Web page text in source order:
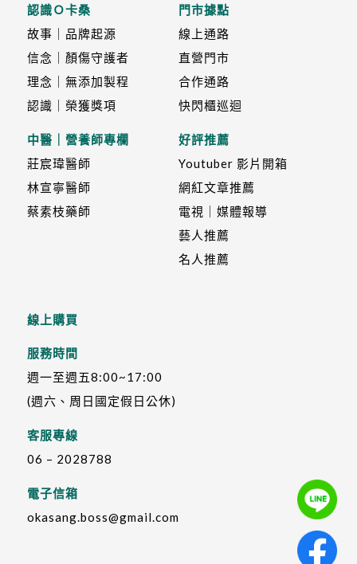
認識Ｏ卡桑
故事｜品牌起源
信念｜顏傷守護者
理念｜無添加製程
認識｜榮獲獎項
中醫｜營養師專欄
莊宸瑋醫師
林宣寧醫師
蔡素枝藥師
門市據點
線上通路
直營門市
合作通路
快閃櫃巡迴
好評推薦
Youtuber 影片開箱
網紅文章推薦
電視｜媒體報導
藝人推薦
名人推薦
線上購買
服務時間
週一至週五8:00~17:00
(週六、周日國定假日公休)
客服專線
06 – 2028788
電子信箱
okasang.boss@gmail.com